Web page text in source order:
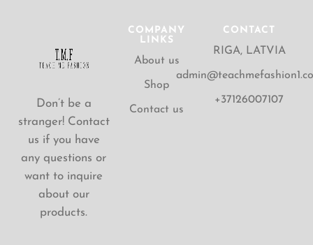
Don’t be a
stranger! Contact
us if you have
any questions or
want to inquire
about our
products.
COMPANY
LINKS
About us
Shop
Contact us
CONTACT
RIGA, LATVIA
+37126007107